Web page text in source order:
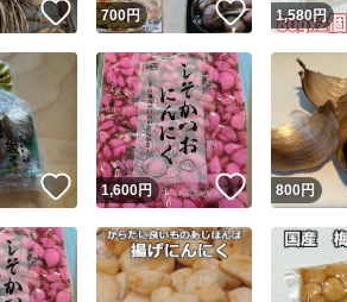
いいね！
700円 いいね！
1,580円
いいね！
1,600円 いいね！
800円